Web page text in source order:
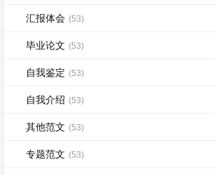
汇报体会 (53)
毕业论文 (53)
自我鉴定 (53)
自我介绍 (53)
其他范文 (53)
专题范文 (53)